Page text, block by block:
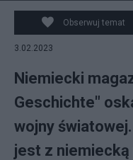
Źródło: Twitter/
Obserwuj temat
3.02.2023
Niemiecki
Geschichte"
wojny
jest z